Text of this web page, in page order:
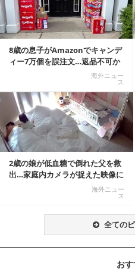
8歳の息子がAmazonでキャンデ
ィー7万個を誤注文…返品不可か
海外ニュー
ス
2歳の娘が低血糖で倒れた父を救
出…家庭内カメラが捉えた映像に
海外ニュー
ス
全ての
お